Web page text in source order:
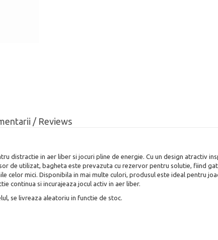
/ Reviews
distractie in aer liber si jocuri pline de energie. Cu un design atractiv
de utilizat, bagheta este prevazuta cu rezervor pentru solutie, fiind
mici. Disponibila in mai multe culori, produsul este ideal pentru
continua si incurajeaza jocul activ in aer liber.
se livreaza aleatoriu in functie de stoc.